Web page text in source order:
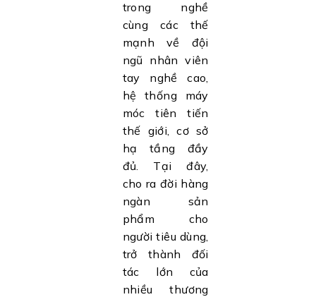
trong nghề
cùng các thế
mạnh về đội
ngũ nhân viên
tay nghề cao,
hệ thống máy
móc tiên tiến
thế giới, cơ sở
hạ tầng đầy
đủ. Tại đây,
cho ra đời hàng
ngàn sản
phẩm cho
người tiêu dùng,
trở thành đối
tác lớn của
nhiều thương